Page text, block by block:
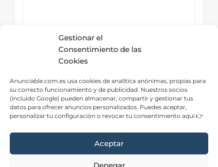
Gestionar el
Consentimiento de las
Cookies
Anunciable.com.es usa cookies de analítica anónimas, propias para
su correcto funcionamiento y de publicidad. Nuestros socios
(incluido Google) pueden almacenar, compartir y gestionar tus
datos para ofrecer anuncios personalizados. Puedes aceptar,
personalizar tu configuración o revocar tu consentimiento aquí 👉
Aceptar
Denegar
Submit Now
Directorio – Categorías